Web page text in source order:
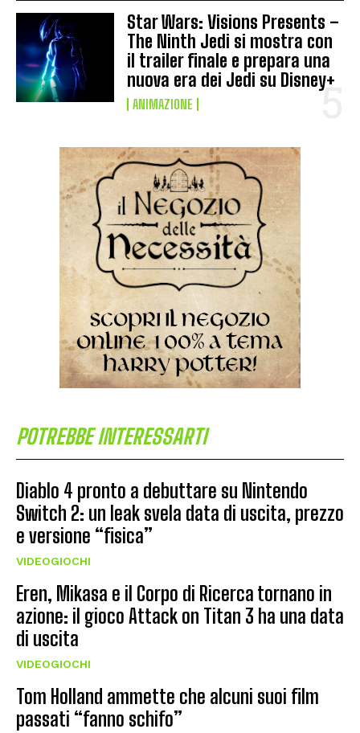
Star Wars: Visions Presents –
The Ninth Jedi si mostra con
il trailer finale e prepara una
nuova era dei Jedi su Disney+
ANIMAZIONE
POTREBBE INTERESSARTI
Diablo 4 pronto a debuttare su Nintendo
Switch 2: un leak svela data di uscita, prezzo
e versione “fisica”
VIDEOGIOCHI
Eren, Mikasa e il Corpo di Ricerca tornano in
azione: il gioco Attack on Titan 3 ha una data
di uscita
VIDEOGIOCHI
Tom Holland ammette che alcuni suoi film
passati “fanno schifo”